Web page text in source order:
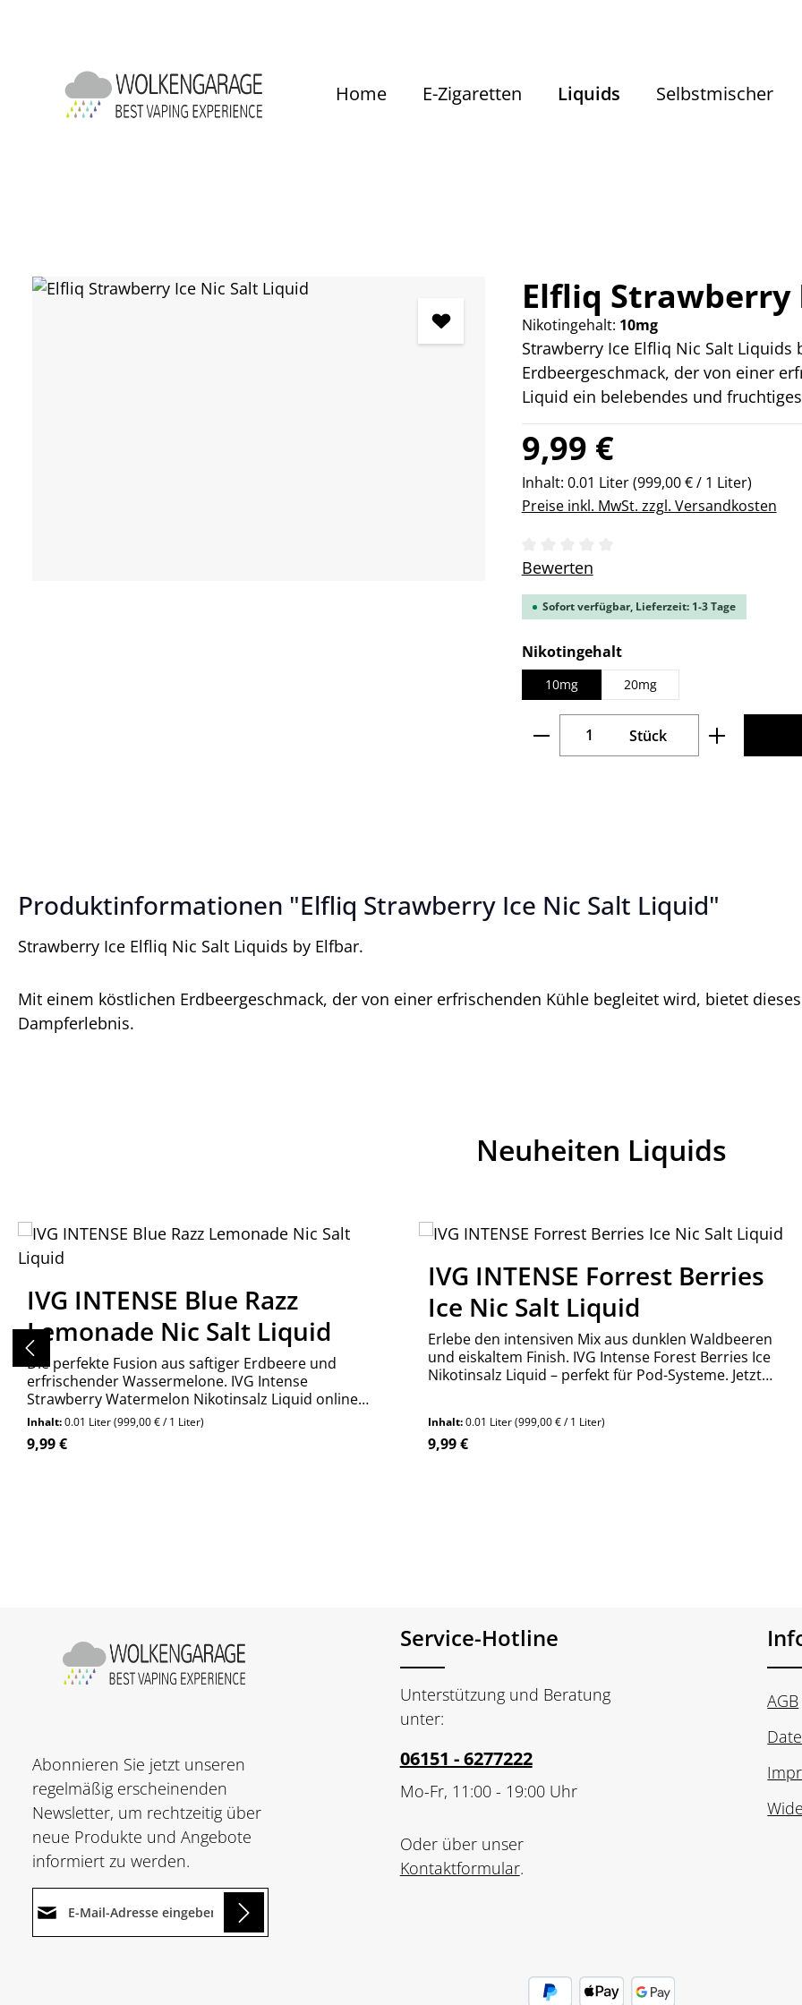
Home E-Zigaretten Liquids Selbstmischer
Bildergalerie überspringen Elfliq Strawberry
Nikotingehalt: 10mg
Strawberry Ice Elfliq Nic Salt
Erdbeergeschmack, der von einer
Liquid ein belebendes und
Regulärer Preis:
9,99 €
Inhalt: 0.01 Liter(999,00 € / 1 Liter)
Preise inkl. MwSt. zzgl. Versandkosten
Durchschnittliche Bewertung von 0
Bewerten
Sofort verfügbar, Lieferzeit: 1-3 Tage
Nikotingehaltauswählen
10mg 20mg
Produkt Anzahl: Gib den
Stück
Produktinformationen "Elfliq Strawberry Ice Nic Salt Liquid"
Strawberry Ice Elfliq Nic Salt Liquids by Elfbar.
Mit einem köstlichen Erdbeergeschmack, der von einer erfrischenden Kühle begleitet wird, bietet
Dampferlebnis.
Neuheiten Liquids
Produktgalerie überspringen
IVG INTENSE Blue Razz
Lemonade Nic Salt Liquid
Die perfekte Fusion aus saftiger Erdbeere und
erfrischender Wassermelone. IVG Intense
Strawberry Watermelon Nikotinsalz Liquid online
kaufen bei Wolkengarage!
Inhalt:0.01 Liter(999,00 € / 1 Liter)
Regulärer Preis:
9,99 €
IVG INTENSE Forrest Berries
Ice Nic Salt Liquid
Erlebe den intensiven Mix aus dunklen Waldbeeren
und eiskaltem Finish. IVG Intense Forest Berries Ice
Nikotinsalz Liquid – perfekt für Pod-Systeme. Jetzt
Inhalt:0.01 Liter(999,00 € / 1 Liter)
Regulärer Preis:
9,99 €
Abonnieren Sie jetzt unseren
regelmäßig erscheinenden
Newsletter, um rechtzeitig über
neue Produkte und Angebote
informiert zu werden.
Loading...
Service-Hotline
Unterstützung und Beratung
unter:
06151 - 6277222
Mo-Fr, 11:00 - 19:00 Uhr
Oder über unser
Kontaktformular.
AGB